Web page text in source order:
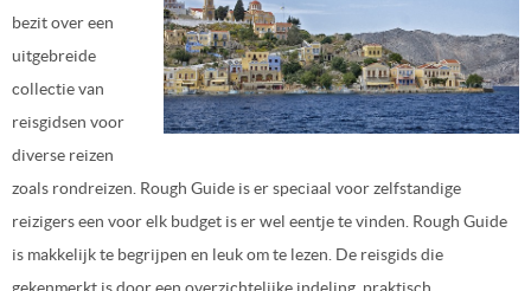
bezit over een
uitgebreide
collectie van
reisgidsen voor
diverse reizen
zoals rondreizen. Rough Guide is er speciaal voor zelfstandige
reizigers een voor elk budget is er wel eentje te vinden. Rough Guide
is makkelijk te begrijpen en leuk om te lezen. De reisgids die